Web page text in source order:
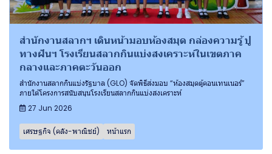
สำนักงานสลากฯ เดินหน้ามอบห้องสมุด กล่องความรู้ ปู
ทางฝันฯ โรงเรียนสลากกินแบ่งสงเคราะห์ในเขตภาค
กลางและภาคตะวันออก
สำนักงานสลากกินแบ่งรัฐบาล (GLO) จัดพิธีส่งมอบ “ห้องสมุดตู้คอนเทนเนอร์”
ภายใต้โครงการสนับสนุนโรงเรียนสลากกินแบ่งสงเคราะห์
27 Jun 2026
เศรษฐกิจ (คลัง-พาณิชย์) หน้าแรก